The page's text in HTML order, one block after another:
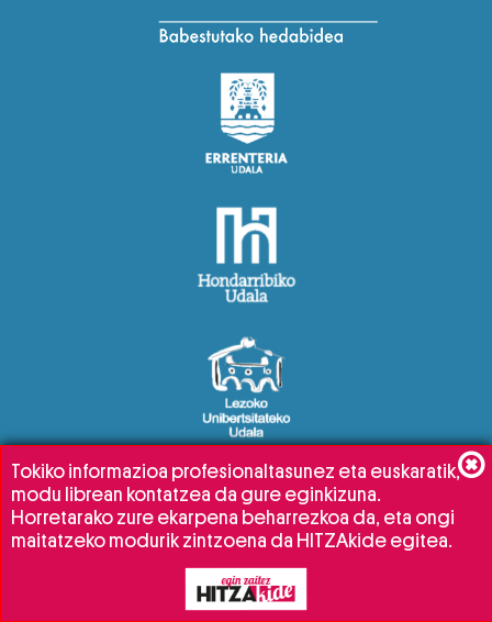
Tokiko informazioa profesionaltasunez eta euskaratik,
modu librean kontatzea da gure eginkizuna.
Horretarako zure ekarpena beharrezkoa da, eta ongi
maitatzeko modurik zintzoena da HITZAkide egitea.